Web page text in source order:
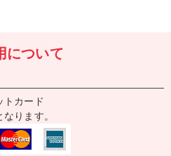
について
トカード
ります。